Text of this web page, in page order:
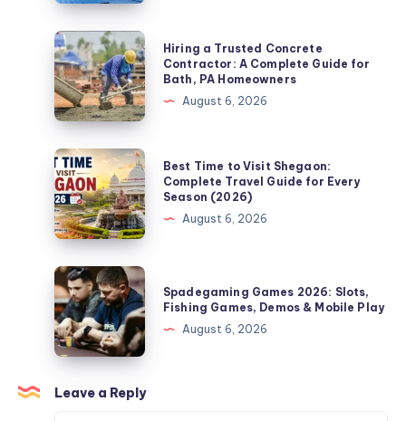
Your
Complete
Guide
to
Safe,
Reliable
Electrical
Services
Hiring
a
Trusted
Concrete
Contractor:
A
Complete
Guide
for
Bath,
PA
Homeowners
Hiring a Trusted Concrete
Contractor: A Complete Guide for
Bath, PA Homeowners
August 6, 2026
Best
Time
to
Visit
Shegaon:
Complete
Travel
Guide
for
Every
Season
(2026)
Best Time to Visit Shegaon:
Complete Travel Guide for Every
Season (2026)
August 6, 2026
Spadegaming
Games
2026:
Slots,
Fishing
Games,
Demos
Spadegaming Games 2026: Slots,
Fishing Games, Demos & Mobile Play
August 6, 2026
Leave a Reply